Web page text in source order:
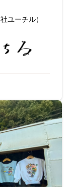
ユーチル）